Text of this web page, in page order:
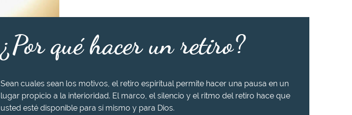
¿Por qué hacer un retiro?
Sean cuales sean los motivos, el retiro espiritual permite hacer una pausa en un
lugar propicio a la interioridad. El marco, el silencio y el ritmo del retiro hace que
usted esté disponible para sí mismo y para Dios.